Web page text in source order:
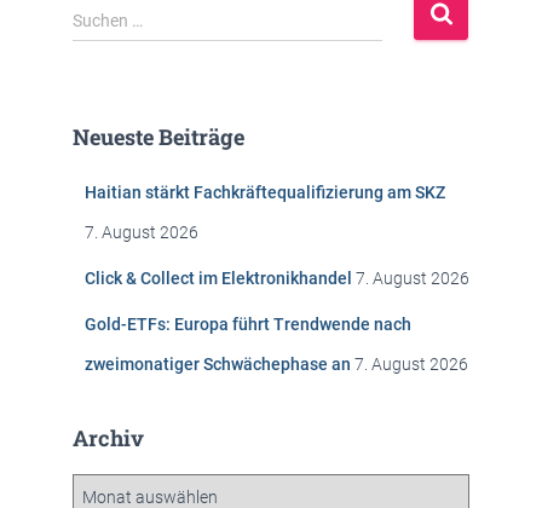
S
u
n
Suchen …
Neueste Beiträge
Haitian stärkt Fachkräftequalifizierung am SKZ
7. August 2026
Click & Collect im Elektronikhandel 7. August 2026
Gold-ETFs: Europa führt Trendwende nach
zweimonatiger Schwächephase an 7. August 2026
Archiv